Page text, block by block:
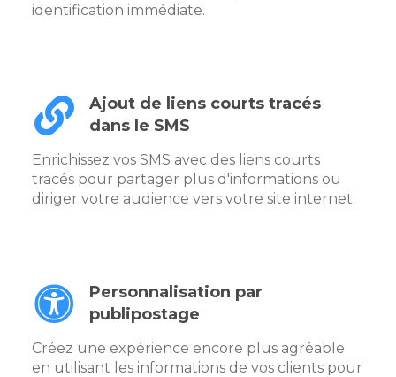
identification immédiate.
Ajout de liens courts tracés
dans le SMS
Enrichissez vos SMS avec des liens courts
tracés pour partager plus d'informations ou
diriger votre audience vers votre site internet.
Personnalisation par
publipostage
Créez une expérience encore plus agréable
en utilisant les informations de vos clients pour